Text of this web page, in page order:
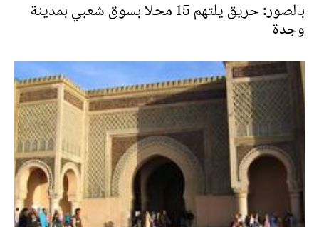
بالصور: حريق يلتهم 15 محلا بسوق شعبي بمدينة
وجدة